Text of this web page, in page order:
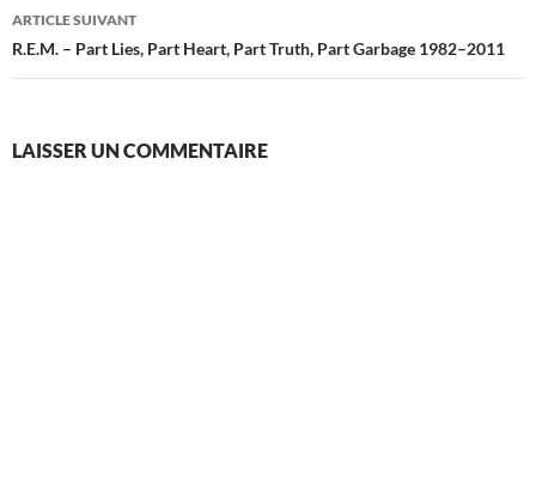
ARTICLE SUIVANT
R.E.M. – Part Lies, Part Heart, Part Truth, Part Garbage 1982–2011
LAISSER UN COMMENTAIRE